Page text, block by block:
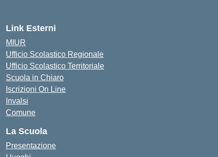
Link Esterni
MIUR
Ufficio Scolastico Regionale
Ufficio Scolastico Territoriale
Scuola in Chiaro
Iscrizioni On Line
Invalsi
Comune
La Scuola
Presentazione